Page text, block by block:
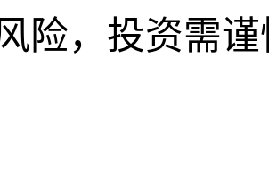
险，投资需